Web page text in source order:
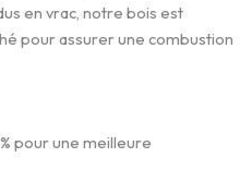
en vrac, notre bois est
pour assurer une combustion
pour une meilleure